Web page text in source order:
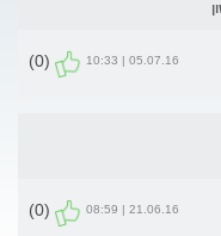
05.07.16 | 10:33
(0)
21.06.16 | 08:59
(0)